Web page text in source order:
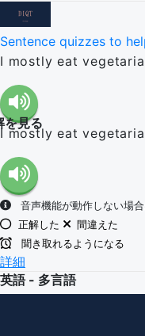
Sentence quizzes to
I mostly eat
を見る
I mostly eat
音声機能が動作しない場
正解した
間違えた
聞き取れるようになる
詳細
英語 - 多言語